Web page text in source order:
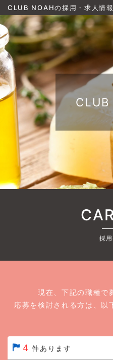
CLUB NOAHの採用・求人情報
CLUB
採
現在、下記の職種で
応募を検討される方は、以
4 件あります